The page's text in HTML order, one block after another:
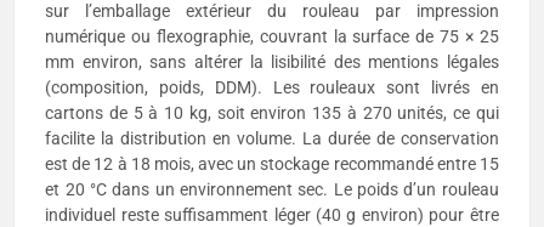
sur l’emballage extérieur du rouleau par impression
numérique ou flexographie, couvrant la surface de 75 × 25
mm environ, sans altérer la lisibilité des mentions légales
(composition, poids, DDM). Les rouleaux sont livrés en
cartons de 5 à 10 kg, soit environ 135 à 270 unités, ce qui
facilite la distribution en volume. La durée de conservation
est de 12 à 18 mois, avec un stockage recommandé entre 15
et 20 °C dans un environnement sec. Le poids d’un rouleau
individuel reste suffisamment léger (40 g environ) pour être